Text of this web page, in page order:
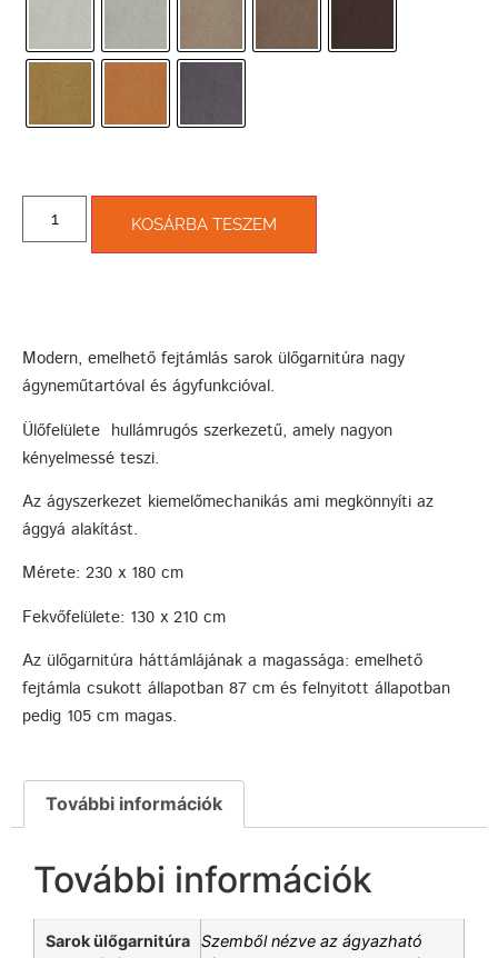
KOSÁRBA TESZEM
Modern, emelhető fejtámlás sarok ülőgarnitúra nagy
ágyneműtartóval és ágyfunkcióval.
Ülőfelülete hullámrugós szerkezetű, amely nagyon
kényelmessé teszi.
Az ágyszerkezet kiemelőmechanikás ami megkönnyíti az
ággyá alakítást.
Mérete: 230 x 180 cm
Fekvőfelülete: 130 x 210 cm
Az ülőgarnitúra háttámlájának a magassága: emelhető
fejtámla csukott állapotban 87 cm és felnyitott állapotban
pedig 105 cm magas.
További információk
További információk
Sarok ülőgarnitúra
Szemből nézve az ágyazható